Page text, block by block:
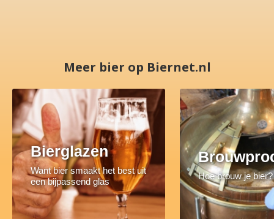
Meer bier op Biernet.nl
Bierglazen
Want bier smaakt het best uit
een bijpassend glas
Hoe brouw je bier?